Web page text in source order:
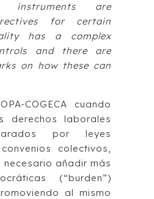
instruments are
for certain
has a complex
and there are
on how these can
COGECA cuando
derechos laborales
por leyes
colectivos,
añadir más
(“burden”)
al mismo